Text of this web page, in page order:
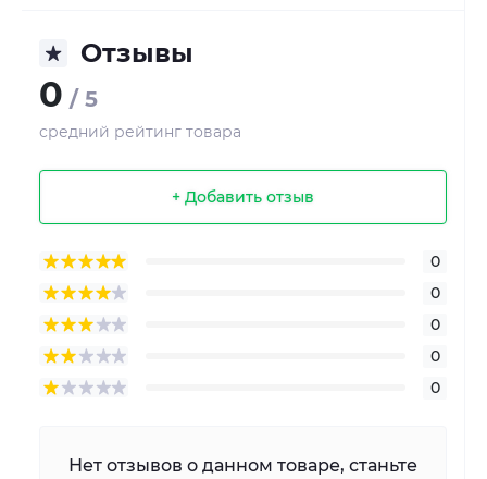
Отзывы
0 / 5
средний рейтинг товара
+ Добавить отзыв
0
0
0
0
0
Нет отзывов о данном товаре, станьте